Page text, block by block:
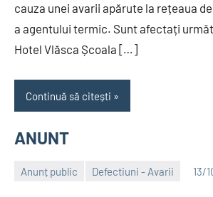
cauza unei avarii apărute la rețeaua
a agentului termic. Sunt afectați
Hotel Vlăsca Școala […]
Continuă să citești
ANUNT
Anunț public Defectiuni - Avarii 13/
Alexandru